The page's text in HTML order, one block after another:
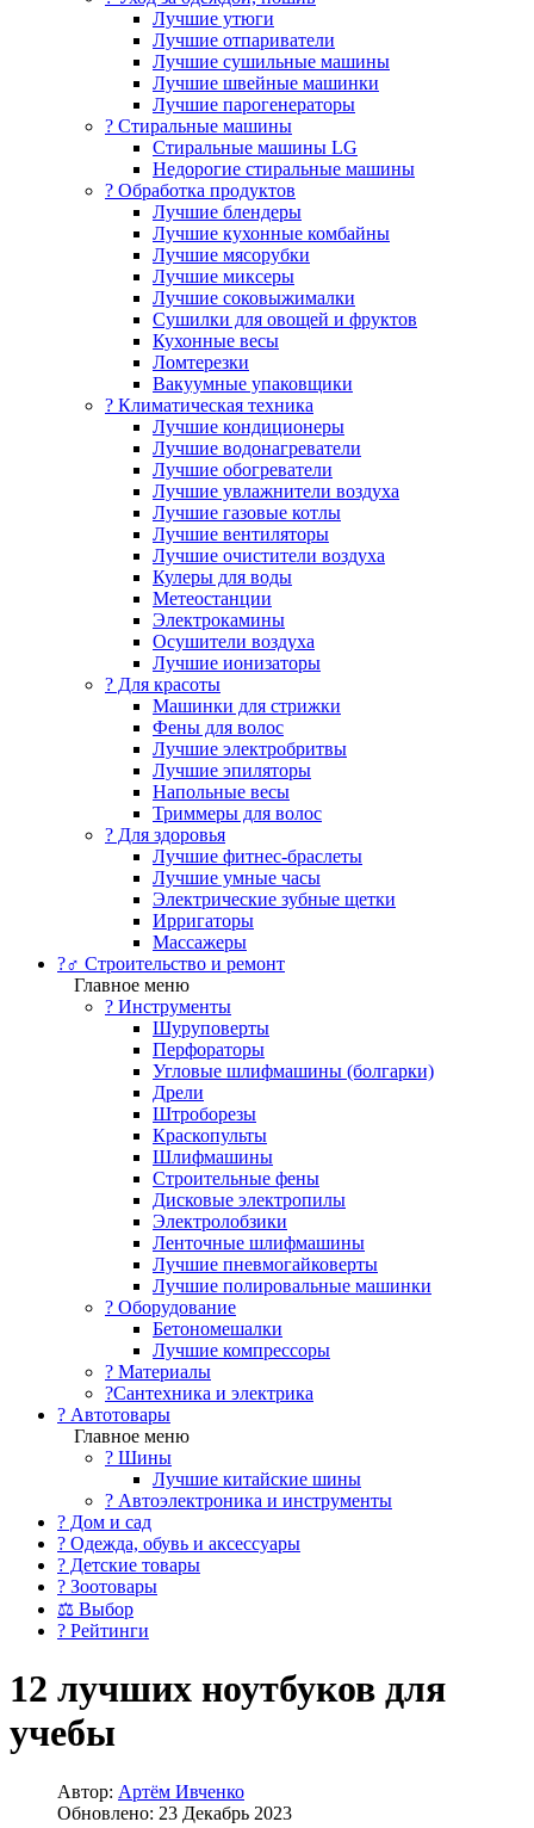
Лучшие утюги
Лучшие отпариватели
Лучшие сушильные машины
Лучшие швейные машинки
Лучшие парогенераторы
? Стиральные машины
Стиральные машины LG
Недорогие стиральные машины
? Обработка продуктов
Лучшие блендеры
Лучшие кухонные комбайны
Лучшие мясорубки
Лучшие миксеры
Лучшие соковыжималки
Сушилки для овощей и фруктов
Кухонные весы
Ломтерезки
Вакуумные упаковщики
?️ Климатическая техника
Лучшие кондиционеры
Лучшие водонагреватели
Лучшие обогреватели
Лучшие увлажнители воздуха
Лучшие газовые котлы
Лучшие вентиляторы
Лучшие очистители воздуха
Кулеры для воды
Метеостанции
Электрокамины
Осушители воздуха
Лучшие ионизаторы
? Для красоты
Машинки для стрижки
Фены для волос
Лучшие электробритвы
Лучшие эпиляторы
Напольные весы
Триммеры для волос
? Для здоровья
Лучшие фитнес-браслеты
Лучшие умные часы
Электрические зубные щетки
Ирригаторы
Массажеры
?‍♂️ Строительство и ремонт
Главное меню
?️ Инструменты
Шуруповерты
Перфораторы
Угловые шлифмашины (болгарки)
Дрели
Штроборезы
Краскопульты
Шлифмашины
Строительные фены
Дисковые электропилы
Электролобзики
Ленточные шлифмашины
Лучшие пневмогайковерты
Лучшие полировальные машинки
?️ Оборудование
Бетономешалки
Лучшие компрессоры
? Материалы
?Сантехника и электрика
? Автотовары
Главное меню
? Шины
Лучшие китайские шины
? Автоэлектроника и инструменты
? Дом и сад
? Одежда, обувь и аксессуары
? Детские товары
? Зоотовары
⚖ Выбор
? Рейтинги
12 лучших ноутбуков для
учебы
Автор: Артём Ивченко
Обновлено: 23 Декабрь 2023